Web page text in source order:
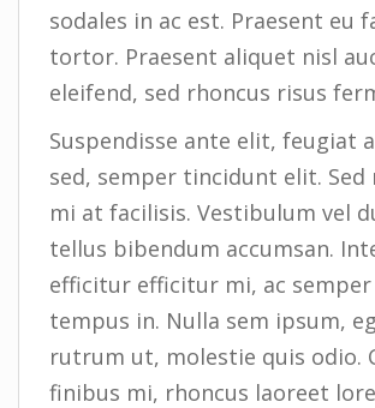
sodales in ac est. Praesent eu
tortor. Praesent aliquet nisl
eleifend, sed rhoncus risus
Suspendisse ante elit, feugiat
sed, semper tincidunt elit. Sed
mi at facilisis. Vestibulum vel
tellus bibendum accumsan.
efficitur efficitur mi, ac
tempus in. Nulla sem ipsum,
rutrum ut, molestie quis odio.
finibus mi, rhoncus laoreet